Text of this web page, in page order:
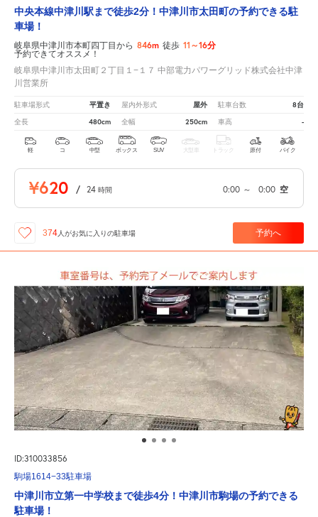
中央本線中津川駅まで徒歩2分！中津川市太田町の予約できる駐
車場！
岐阜県中津川市本町四丁目から 846m 徒歩 11～16分
予約できてオススメ！
岐阜県中津川市太田町２丁目１−１７ 中部電力パワーグリッド株式会社中津
川営業所
駐車場形式 平置き 屋内外形式 屋外 駐車台数 8台
全長 480cm 全幅 250cm 車高 -
軽 コ 中型 ボックス SUV 大型車 トラック 原付 バイク
¥620 / 24 時間 0:00 ～ 0:00 空
374人がお気に入りの駐車場 予約へ
ID:310033856
駒場1614−33駐車場
中津川市立第一中学校まで徒歩4分！中津川市駒場の予約できる
駐車場！